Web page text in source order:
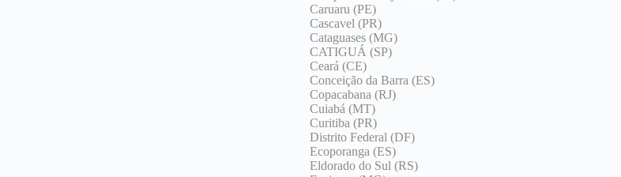
Caruaru (PE)
Cascavel (PR)
Cataguases (MG)
CATIGUÁ (SP)
Ceará (CE)
Conceição da Barra (ES)
Copacabana (RJ)
Cuiabá (MT)
Curitiba (PR)
Distrito Federal (DF)
Ecoporanga (ES)
Eldorado do Sul (RS)